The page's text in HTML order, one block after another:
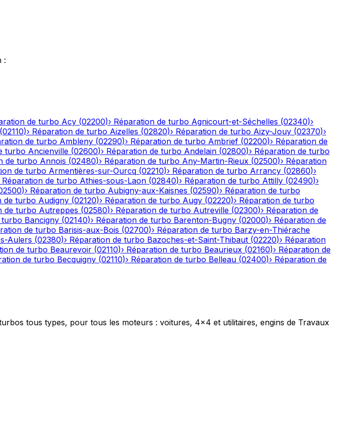
:
de turbo Acy (02200)› Réparation de turbo Agnicourt-et-Séchelles (02340)›
(02110)› Réparation de turbo Aizelles (02820)› Réparation de turbo Aizy-Jouy (02370)›
de turbo Ambleny (02290)› Réparation de turbo Ambrief (02200)› Réparation de
turbo Ancienville (02600)› Réparation de turbo Andelain (02800)› Réparation de turbo
de turbo Annois (02480)› Réparation de turbo Any-Martin-Rieux (02500)› Réparation
de turbo Armentières-sur-Ourcq (02210)› Réparation de turbo Arrancy (02860)›
Réparation de turbo Athies-sous-Laon (02840)› Réparation de turbo Attilly (02490)›
)› Réparation de turbo Aubigny-aux-Kaisnes (02590)› Réparation de turbo
de turbo Audigny (02120)› Réparation de turbo Augy (02220)› Réparation de turbo
de turbo Autreppes (02580)› Réparation de turbo Autreville (02300)› Réparation de
turbo Bancigny (02140)› Réparation de turbo Barenton-Bugny (02000)› Réparation de
de turbo Barisis-aux-Bois (02700)› Réparation de turbo Barzy-en-Thiérache
Aulers (02380)› Réparation de turbo Bazoches-et-Saint-Thibaut (02220)› Réparation
de turbo Beaurevoir (02110)› Réparation de turbo Beaurieux (02160)› Réparation de
de turbo Becquigny (02110)› Réparation de turbo Belleau (02400)› Réparation de
tous types, pour tous les moteurs : voitures, 4x4 et utilitaires, engins de Travaux